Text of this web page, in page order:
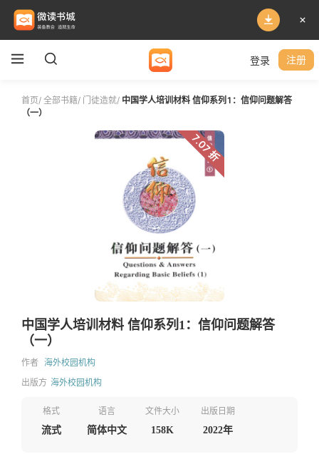
登录 注册
首页/ 全部书籍/ 门徒造就/ 中国学人培训材料 信仰系列1：信仰问题解答
（一）
7.07 折
中国学人培训材料 信仰系列1：信仰问题解答
（一）
作者 海外校园机构
出版方 海外校园机构
格式
流式
语言
简体中文
文件大小
158K
出版日期
2022年